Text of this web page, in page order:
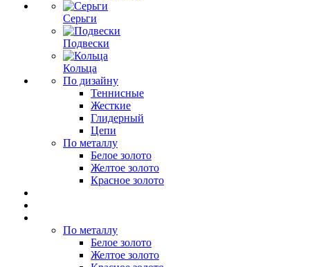
Серьги
Подвески
Кольца
По дизайну
Теннисные
Жесткие
Глидерный
Цепи
По металлу
Белое золото
Желтое золото
Красное золото
По металлу
Белое золото
Желтое золото